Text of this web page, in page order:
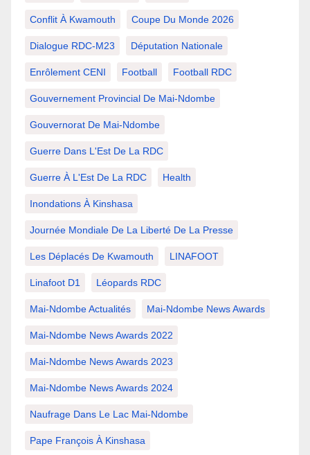
Conflit À Kwamouth Coupe Du Monde 2026
Dialogue RDC-M23 Députation Nationale
Enrôlement CENI Football Football RDC
Gouvernement Provincial De Mai-Ndombe
Gouvernorat De Mai-Ndombe
Guerre Dans L'Est De La RDC
Guerre À L'Est De La RDC Health
Inondations À Kinshasa
Journée Mondiale De La Liberté De La Presse
Les Déplacés De Kwamouth LINAFOOT
Linafoot D1 Léopards RDC
Mai-Ndombe Actualités Mai-Ndombe News Awards
Mai-Ndombe News Awards 2022
Mai-Ndombe News Awards 2023
Mai-Ndombe News Awards 2024
Naufrage Dans Le Lac Mai-Ndombe
Pape François À Kinshasa